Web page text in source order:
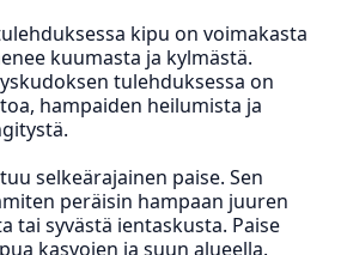
kipu on voimakasta
kuumasta ja kylmästä.
tulehduksessa on
hampaiden heilumista ja
selkeärajainen paise. Sen
peräisin hampaan juuren
tai syvästä ientaskusta. Paise
kasvojen ja suun alueella.